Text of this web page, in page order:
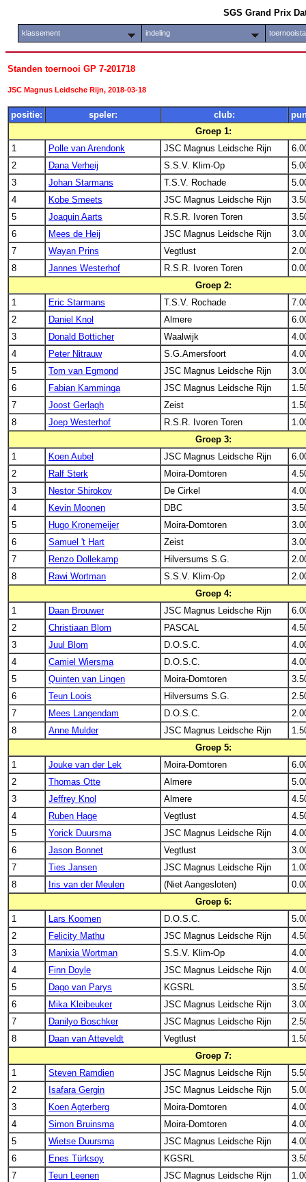
SGS Grand Prix
klassement indeling
Standen toernooi GP 7-201718
JSC Magnus Leidsche Rijn, 2018-03-18
positie: speler: club:
Groep 1:
1
Polle van Arendonk JSC Magnus Leidsche Rijn
2
Dana Verheij S.S.V. Klim-Op
3
Johan Starmans T.S.V. Rochade
4
Kobe Smeets JSC Magnus Leidsche Rijn
5
Joaquin Aarts R.S.R. Ivoren Toren
6
Mees de Heij JSC Magnus Leidsche Rijn
7
Wayan Prins Vegtlust
8
Jannes Westerhof R.S.R. Ivoren Toren
Groep 2:
1
Eric Starmans T.S.V. Rochade
2
Daniel Knol Almere
3
Donald Botticher Waalwijk
4
Peter Nitrauw S.G.Amersfoort
5
Tom van Egmond JSC Magnus Leidsche Rijn
6
Fabian Kamminga JSC Magnus Leidsche Rijn
7
Joost Gerlagh Zeist
8
Joep Westerhof R.S.R. Ivoren Toren
Groep 3:
1
Koen Aubel JSC Magnus Leidsche Rijn
2
Ralf Sterk Moira-Domtoren
3
Nestor Shirokov De Cirkel
4
Kevin Moonen DBC
5
Hugo Kronemeijer Moira-Domtoren
6
Samuel 't Hart Zeist
7
Renzo Dollekamp Hilversums S.G.
8
Rawi Wortman S.S.V. Klim-Op
Groep 4:
1
Daan Brouwer JSC Magnus Leidsche Rijn
2
Christiaan Blom PASCAL
3
Juul Blom D.O.S.C.
4
Camiel Wiersma D.O.S.C.
5
Quinten van Lingen Moira-Domtoren
6
Teun Loois Hilversums S.G.
7
Mees Langendam D.O.S.C.
8
Anne Mulder JSC Magnus Leidsche Rijn
Groep 5:
1
Jouke van der Lek Moira-Domtoren
2
Thomas Otte Almere
3
Jeffrey Knol Almere
4
Ruben Hage Vegtlust
5
Yorick Duursma JSC Magnus Leidsche Rijn
6
Jason Bonnet Vegtlust
7
Ties Jansen JSC Magnus Leidsche Rijn
8
Iris van der Meulen (Niet Aangesloten)
Groep 6:
1
Lars Koomen D.O.S.C.
2
Felicity Mathu JSC Magnus Leidsche Rijn
3
Manixia Wortman S.S.V. Klim-Op
4
Finn Doyle JSC Magnus Leidsche Rijn
5
Dago van Parys KGSRL
6
Mika Kleibeuker JSC Magnus Leidsche Rijn
7
Danilyo Boschker JSC Magnus Leidsche Rijn
8
Daan van Atteveldt Vegtlust
Groep 7:
1
Steven Ramdien JSC Magnus Leidsche Rijn
2
Isafara Gergin JSC Magnus Leidsche Rijn
3
Koen Agterberg Moira-Domtoren
4
Simon Bruinsma Moira-Domtoren
5
Wietse Duursma JSC Magnus Leidsche Rijn
6
Enes Türksoy KGSRL
7
Teun Leenen JSC Magnus Leidsche Rijn